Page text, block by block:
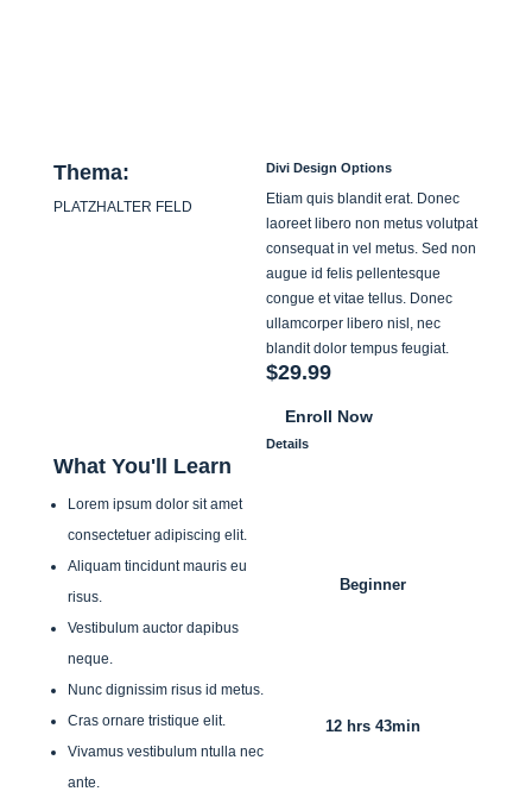
Thema:
PLATZHALTER FELD
What You'll Learn
Lorem ipsum dolor sit amet
consectetuer adipiscing elit.
Aliquam tincidunt mauris eu
risus.
Vestibulum auctor dapibus
neque.
Nunc dignissim risus id metus.
Cras ornare tristique elit.
Vivamus vestibulum ntulla nec
ante.
Divi Design Options
Etiam quis blandit erat. Donec
laoreet libero non metus volutpat
consequat in vel metus. Sed non
augue id felis pellentesque
congue et vitae tellus. Donec
ullamcorper libero nisl, nec
blandit dolor tempus feugiat.
$29.99
Enroll Now
Details
Beginner
12 hrs 43min